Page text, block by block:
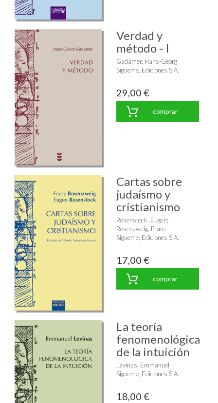
Verdad y
método - I
Gadamer, Hans-Georg
Sigueme, Ediciones S.A.
29,00 €
comprar
Cartas sobre
judaísmo y
cristianismo
Rosenstock, Eugen;
Rosenzweig, Franz
Sigueme, Ediciones S.A.
17,00 €
comprar
La teoría
fenomenológica
de la intuición
Levinas, Emmanuel
Sigueme, Ediciones S.A.
18,00 €